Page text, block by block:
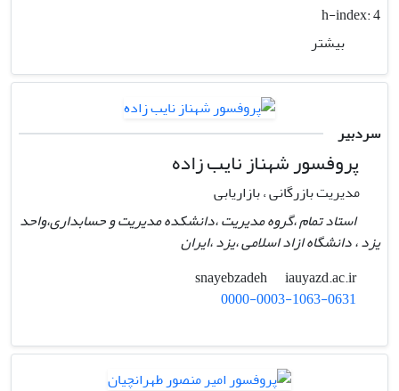
h-index:4
بیشتر
سردبیر
پروفسور شهناز نایب زاده
مدیریت بازرگانی ، بازاریابی
استاد تمام ،گروه مدیریت ،دانشکده مدیریت و حسابداری،واحد
یزد ، دانشگاه ازاد اسلامی ،یزد ،ایران
snayebzadeh
iauyazd.ac.ir
0000-0003-1063-0631